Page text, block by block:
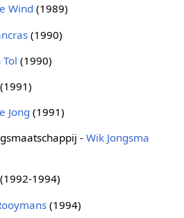
Wind (1989)
(1990)
(1990)
(1991)
Jong (1991)
-Wik Jongsma
1994)
(1994)